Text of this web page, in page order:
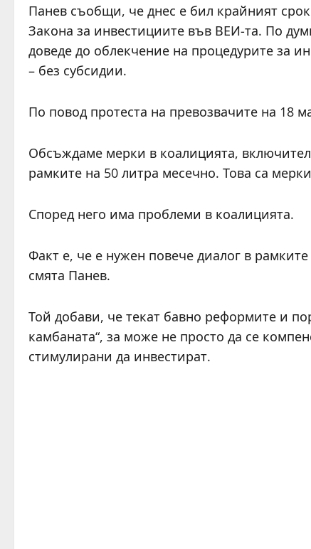
Панев съобщи, че днес е бил крайният
Закона за инвестициите във ВЕИ-та. По
доведе до облекчение на процедурите за
– без субсидии.
По повод протеста на превозвачите на 18
Обсъждаме мерки в коалицията,
рамките на 50 литра месечно. Това са
Според него има проблеми в коалицията.
Факт е, че е нужен повече диалог в
смята Панев.
Той добави, че текат бавно реформите и
камбаната“, за може не просто да се
стимулирани да инвестират.